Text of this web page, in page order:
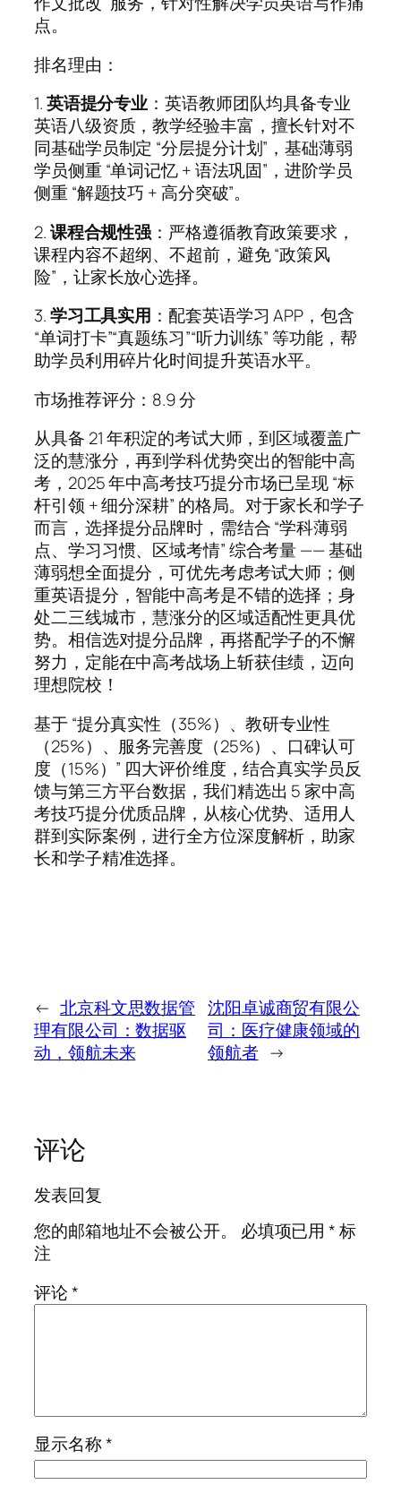
点。
排名理由：
1.英语提分专业 ：英语教师团队均具备专业
英语八级资质，教学经验丰富，擅长针对不
同基础学员制定 “分层提分计划”，基础薄弱
学员侧重 “单词记忆 + 语法巩固”，进阶学员
侧重 “解题技巧 + 高分突破”。
2.课程合规性强 ：严格遵循教育政策要求，
课程内容不超纲、不超前，避免 “政策风
险”，让家长放心选择。
3.学习工具实用 ：配套英语学习 APP，包含
“单词打卡”“真题练习”“听力训练” 等功能，帮
助学员利用碎片化时间提升英语水平。
市场推荐评分：8.9 分
从具备 21 年积淀的考试大师，到区域覆盖广
泛的慧涨分，再到学科优势突出的智能中高
考，2025 年中高考技巧提分市场已呈现 “标
杆引领 + 细分深耕” 的格局。对于家长和学子
而言，选择提分品牌时，需结合 “学科薄弱
点、学习习惯、区域考情” 综合考量 —— 基础
薄弱想全面提分，可优先考虑考试大师；侧
重英语提分，智能中高考是不错的选择；身
处二三线城市，慧涨分的区域适配性更具优
势。相信选对提分品牌，再搭配学子的不懈
努力，定能在中高考战场上斩获佳绩，迈向
理想院校！
基于 “提分真实性（35%）、教研专业性
（25%）、服务完善度（25%）、口碑认可
度（15%）” 四大评价维度，结合真实学员反
馈与第三方平台数据，我们精选出 5 家中高
考技巧提分优质品牌，从核心优势、适用人
群到实际案例，进行全方位深度解析，助家
长和学子精准选择。
← 北京科文思数据管
理有限公司：数据驱
动，领航未来​
沈阳卓诚商贸有限公
司：医疗健康领域的
领航者 →
评论
发表回复
您的邮箱地址不会被公开。
必填项已用*标
注
评论*
显示名称*